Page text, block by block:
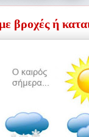
βροχές ή